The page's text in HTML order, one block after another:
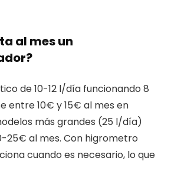
al mes un
de 10-12 l/día funcionando 8
entre 10€ y 15€ al mes en
más grandes (25 l/día)
25€ al mes. Con higrometro
cuando es necesario, lo que